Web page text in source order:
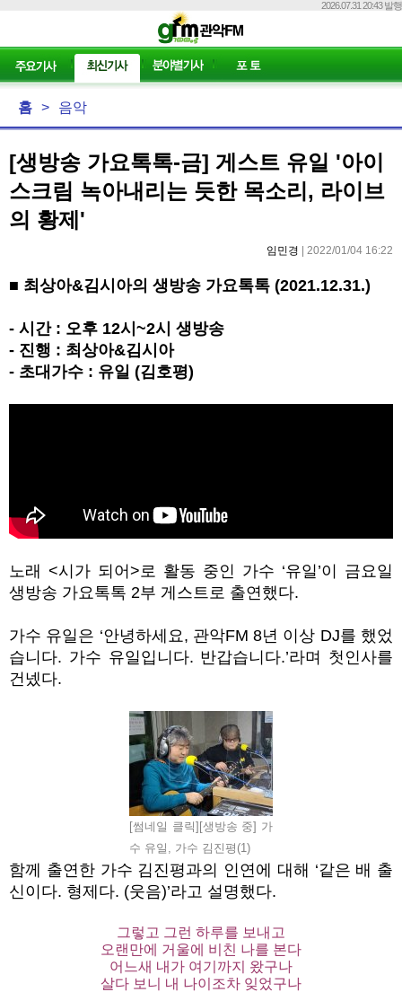
2026.07.31 20:43 발행
홈 > 음악
[생방송 가요톡톡-금] 게스트 유일 '아이
스크림 녹아내리는 듯한 목소리, 라이브
의 황제'
임민경 | 2022/01/04 16:22
■ 최상아&김시아의 생방송 가요톡톡 (2021.12.31.)
- 시간 : 오후 12시 ~2시 생방송
- 진행 : 최상아&김시아
- 초대가수 : 유일 (김호평)
노래 <시가 되어 >로 활동 중인 가수 ‘유일’이 금요일
생방송 가요톡톡 2부 게스트로 출연했다.
가수 유일은 ‘안녕하세요, 관악FM 8년 이상 DJ를 했었
습니다. 가수 유일입니다. 반갑습니다.’라며 첫인사를
건넸다.
[썸네일 클릭][생방송 중] 가
수 유일, 가수 김진평(1)
함께 출연한 가수 김진평과의 인연에 대해 ‘같은 배 출
신이다. 형제다. (웃음)’라고 설명했다.
그렇고 그런 하루를 보내고
오랜만에 거울에 비친 나를 본다
어느새 내가 여기까지 왔구나
살다 보니 내 나이조차 잊었구나